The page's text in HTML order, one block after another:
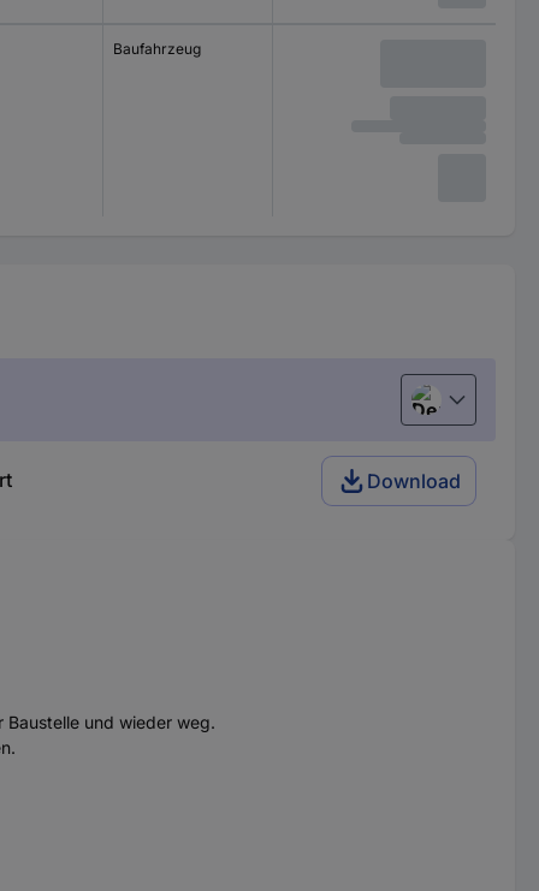
Baufahrzeug
Deutsch
Download
und wieder weg.